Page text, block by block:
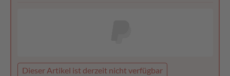
Dieser Artikel ist derzeit nicht verfügbar